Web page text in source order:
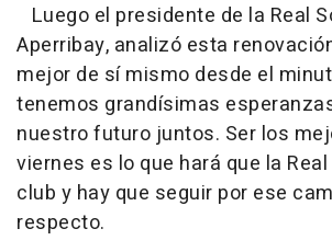
Luego el presidente de la Real
Aperribay, analizó esta
mejor de sí mismo desde el
tenemos grandísimas
nuestro futuro juntos. Ser los
viernes es lo que hará que la
club y hay que seguir por ese
respecto.